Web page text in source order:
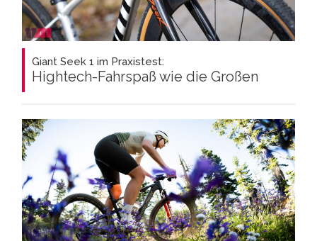
Giant Seek 1 im Praxistest:
Hightech-Fahrspaß wie die Großen